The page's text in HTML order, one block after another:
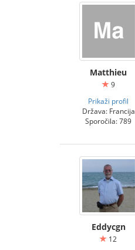
Matthieu
9
Prikaži profil
Država: Francija
Sporočila: 789
Eddycgn
12